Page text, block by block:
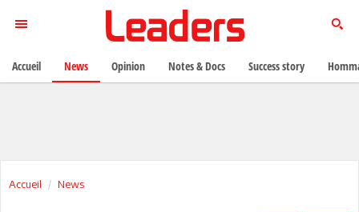
Accueil News
Accueil News Opinion Notes & Docs Success story